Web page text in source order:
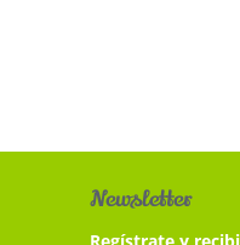
Newsletter